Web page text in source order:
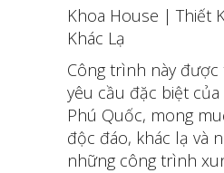
Khoa House | Thiết
Khác Lạ
Công trình này
yêu cầu đặc biệt
Phú Quốc, mong
độc đáo, khác lạ và
những công trình